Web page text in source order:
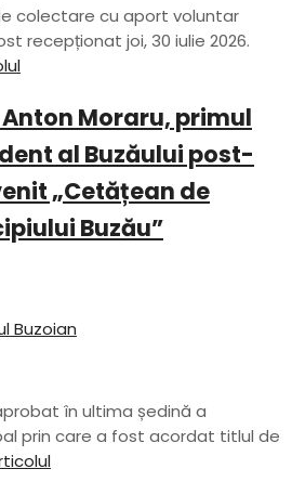
colectare cu aport voluntar
recepționat joi, 30 iulie 2026.
Moraru, primul
al Buzăului post-
„Cetățean de
Buzău”
Buzoian
în ultima ședină a
prin care a fost acordat titlul de